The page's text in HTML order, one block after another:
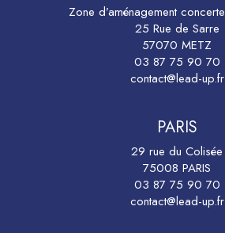
Zone d’aménagement
25 Rue de Sarre
57070 METZ
03 87 75 90 70
contact@lead-up.fr
PARIS
29 rue du Colisée
75008 PARIS
03 87 75 90 70
contact@lead-up.fr